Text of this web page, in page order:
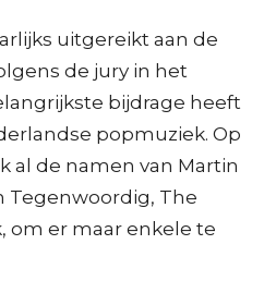
uitgereikt aan de
de jury in het
bijdrage heeft
popmuziek. Op
al de namen van Martin
Tegenwoordig, The
om er maar enkele te